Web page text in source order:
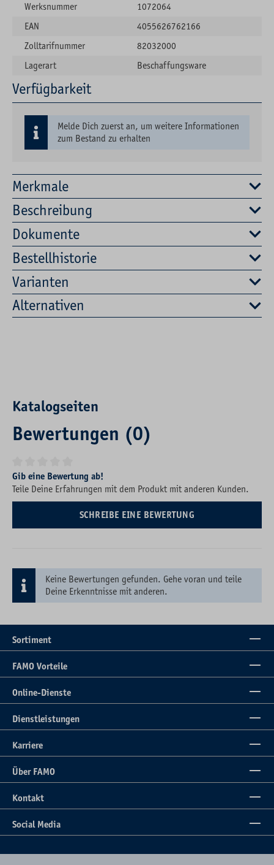
Merkmale
Beschreibung
Dokumente
Bestellhistorie
Varianten
Alternativen
Werksnummer
1072064
EAN
4055626762166
Zolltarifnummer
82032000
Lagerart
Beschaffungsware
Verfügbarkeit
Melde Dich zuerst an, um weitere Informationen
zum Bestand zu erhalten
Katalogseiten
Bewertungen (0)
Durchschnittliche Bewertung von 0 von 5 Sternen
Gib eine Bewertung ab!
Teile Deine Erfahrungen mit dem Produkt mit anderen Kunden.
SCHREIBE EINE BEWERTUNG
Keine Bewertungen gefunden. Gehe voran und teile
Deine Erkenntnisse mit anderen.
Sortiment
FAMO Vorteile
Online-Dienste
Dienstleistungen
Karriere
Über FAMO
Kontakt
Social Media